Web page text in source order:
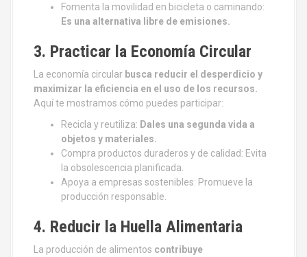
Fomenta la movilidad en bicicleta o caminando:
Es una alternativa libre de emisiones.
3. Practicar la Economía Circular
La economía circular busca reducir el desperdicio y
maximizar la eficiencia en el uso de los recursos.
Aquí te mostramos cómo puedes participar:
Recicla y reutiliza: Dales una segunda vida a
objetos y materiales.
Compra productos duraderos y de calidad: Evita
la obsolescencia planificada.
Apoya a empresas sostenibles: Promueve la
producción responsable.
4. Reducir la Huella Alimentaria
La producción de alimentos contribuye